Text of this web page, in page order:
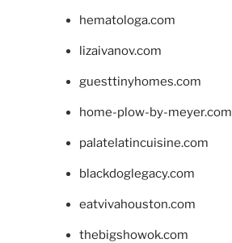
hematologa.com
lizaivanov.com
guesttinyhomes.com
home-plow-by-meyer.com
palatelatincuisine.com
blackdoglegacy.com
eatvivahouston.com
thebigshowok.com